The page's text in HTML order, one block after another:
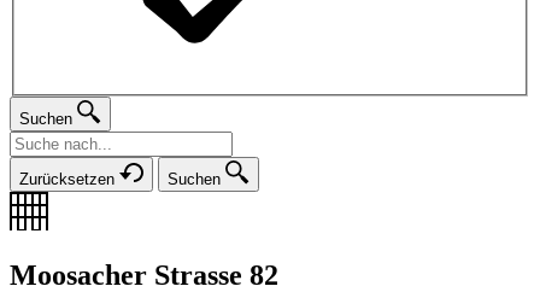
Suchen
Zurücksetzen Suchen
Moosacher Strasse 82